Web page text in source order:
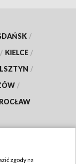
/
/ KIELCE /
/
/
zgody na